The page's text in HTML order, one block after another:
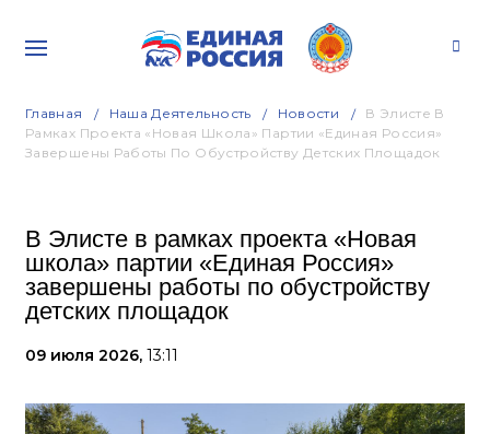
Главная Наша Деятельность Новости
В Элисте В
Рамках Проекта «Новая Школа» Партии «Единая Россия»
Завершены Работы По Обустройству Детских Площадок
В Элисте в рамках проекта «Новая
школа» партии «Единая Россия»
завершены работы по обустройству
детских площадок
09 июля 2026, 13:11